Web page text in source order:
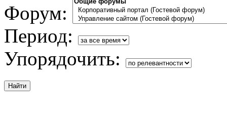
Форум:
Период:
Упорядочить: